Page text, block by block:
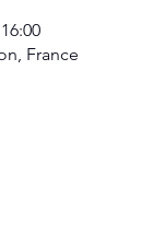
France